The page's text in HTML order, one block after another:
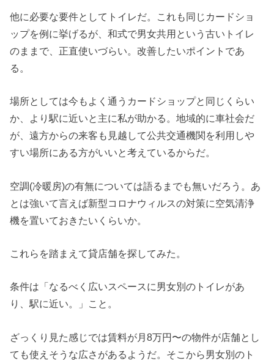
他に必要な要件としてトイレだ。これも同じカードショ
ップを例に挙げるが、和式で男女共用という古いトイレ
のままで、正直使いづらい。改善したいポイントであ
る。
場所としては今もよく通うカードショップと同じくらい
か、より駅に近いと主に私が助かる。地域的に車社会だ
が、遠方からの来客も見越して公共交通機関を利用しや
すい場所にある方がいいと考えているからだ。
空調(冷暖房)の有無については語るまでも無いだろう。あ
とは強いて言えば新型コロナウィルスの対策に空気清浄
機を置いておきたいくらいか。
これらを踏まえて貸店舗を探してみた。
条件は「なるべく広いスペースに男女別のトイレがあ
り、駅に近い。」こと。
ざっくり見た感じでは賃料が月8万円〜の物件が店舗とし
ても使えそうな広さがあるようだ。そこから男女別のト